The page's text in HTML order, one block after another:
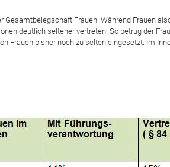
Gesamtbelegschaft Frauen. Während Frauen
deutlich seltener vertreten. So betrug der
Frauen bisher noch zu selten eingesetzt. Im